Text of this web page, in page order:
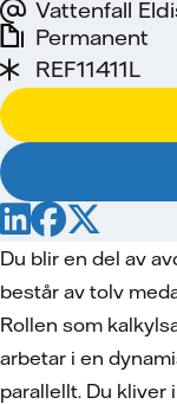
Vattenfall
Permanent
REF11411L
Du blir en del av
består av tolv
Rollen som
arbetar i en
parallellt. Du